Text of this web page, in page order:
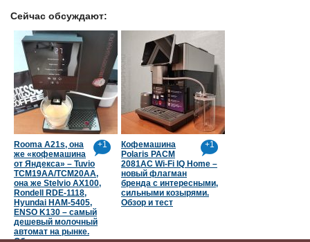
Сейчас обсуждают:
+1
Rooma A21s, она
же «кофемашина
от Яндекса» – Tuvio
TCM19AA/TCM20AA,
она же Stelvio AX100,
Rondell RDE-1118,
Hyundai HAM-5405,
ENSO K130 – самый
дешевый молочный
автомат на рынке.
+1
Кофемашина
Polaris PACM
2081AC Wi-Fi IQ Home –
новый флагман
бренда с интересными,
сильными козырями.
Обзор и тест